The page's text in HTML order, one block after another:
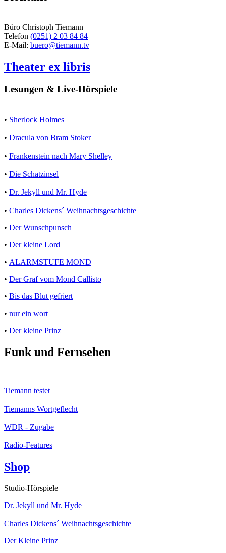
Büro Christoph Tiemann
Telefon (0251) 2 03 84 84
E-Mail: buero@tiemann.tv
Theater ex libris
Lesungen & Live-Hörspiele
• Sherlock Holmes
• Dracula von Bram Stoker
• Frankenstein nach Mary Shelley
• Die Schatzinsel
• Dr. Jekyll und Mr. Hyde
• Charles Dickens´ Weihnachtsgeschichte
• Der Wunschpunsch
• Der kleine Lord
• ALARMSTUFE MOND
• Der Graf vom Mond Callisto
• Bis das Blut gefriert
• nur ein wort
• Der kleine Prinz
Funk und Fernsehen
Tiemann testet
Tiemanns Wortgeflecht
WDR - Zugabe
Radio-Features
Shop
Studio-Hörspiele
Dr. Jekyll und Mr. Hyde
Charles Dickens´ Weihnachtsgeschichte
Der Kleine Prinz